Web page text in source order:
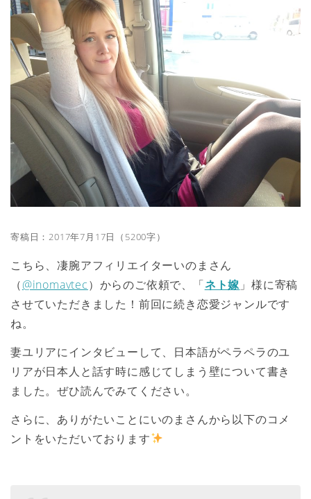
寄稿日：2017年7月17日（5200字）
こちら、凄腕アフィリエイターいのまさん
（@inomavtec）からのご依頼で、「ネト嫁 」様に寄稿
させていただきました！前回に続き恋愛ジャンルです
ね。
妻ユリアにインタビューして、日本語がペラペラのユ
リアが日本人と話す時に感じてしまう壁について書き
ました。ぜひ読んでみてください。
さらに、ありがたいことにいのまさんから以下のコメ
ントをいただいております